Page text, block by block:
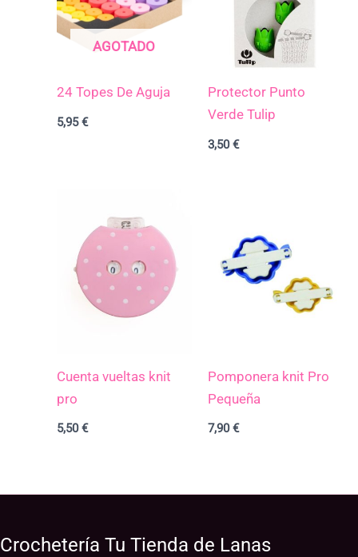
AGOTADO
24 Topes De Aguja
5,95€
Protector Punto
Verde Tulip
3,50€
Cuenta vueltas knit
pro
5,50€
Pomponera knit Pro
Pequeña
7,90€
Crochetería Tu Tienda de Lanas